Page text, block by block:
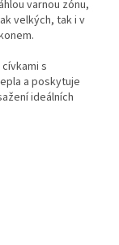
varnou zónu,
velkých, tak i v
s
a poskytuje
ideálních